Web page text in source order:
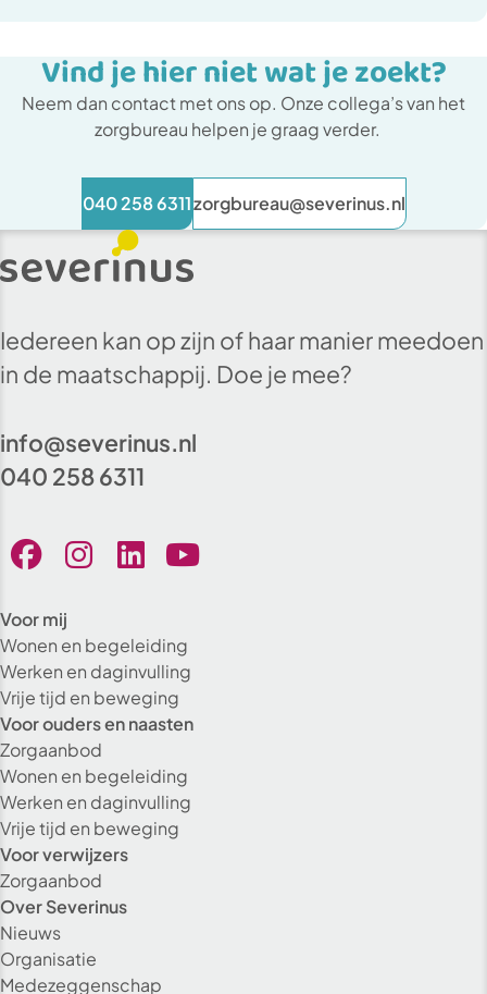
Vind je hier niet wat je zoekt?
Neem dan contact met ons op. Onze collega’s van het
zorgbureau helpen je graag verder.
040 258 6311zorgbureau@severinus.nl
Iedereen kan op zijn of haar manier meedoen
in de maatschappij. Doe je mee?
info@severinus.nl
040 258 6311
Voor mij
Wonen en begeleiding
Werken en daginvulling
Vrije tijd en beweging
Voor ouders en naasten
Zorgaanbod
Wonen en begeleiding
Werken en daginvulling
Vrije tijd en beweging
Voor verwijzers
Zorgaanbod
Over Severinus
Nieuws
Organisatie
Medezeggenschap